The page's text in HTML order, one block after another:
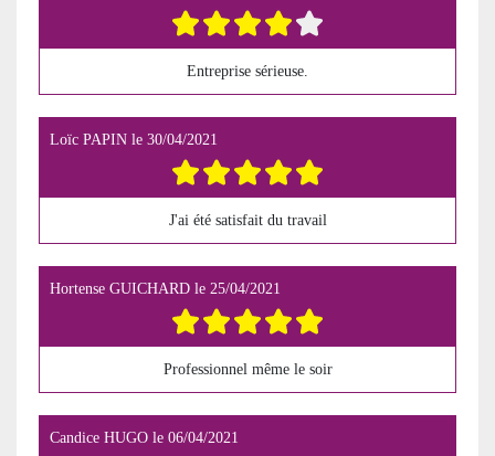
Entreprise sérieuse.
Loïc PAPIN le 30/04/2021
J'ai été satisfait du travail
Hortense GUICHARD le 25/04/2021
Professionnel même le soir
Candice HUGO le 06/04/2021